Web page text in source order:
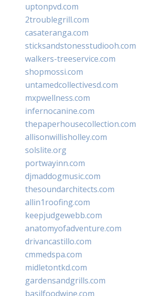
uptonpvd.com
2troublegrill.com
casateranga.com
sticksandstonesstudiooh.com
walkers-treeservice.com
shopmossi.com
untamedcollectivesd.com
mxpwellness.com
infernocanine.com
thepaperhousecollection.com
allisonwillisholley.com
solslite.org
portwayinn.com
djmaddogmusic.com
thesoundarchitects.com
allin1roofing.com
keepjudgewebb.com
anatomyofadventure.com
drivancastillo.com
cmmedspa.com
midletontkd.com
gardensandgrills.com
basilfoodwine.com